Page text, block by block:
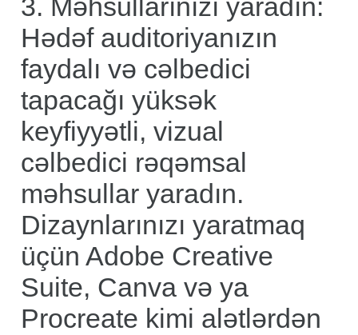
3. Məhsullarınızı yaradın:
Hədəf auditoriyanızın
faydalı və cəlbedici
tapacağı yüksək
keyfiyyətli, vizual
cəlbedici rəqəmsal
məhsullar yaradın.
Dizaynlarınızı yaratmaq
üçün Adobe Creative
Suite, Canva və ya
Procreate kimi alətlərdən